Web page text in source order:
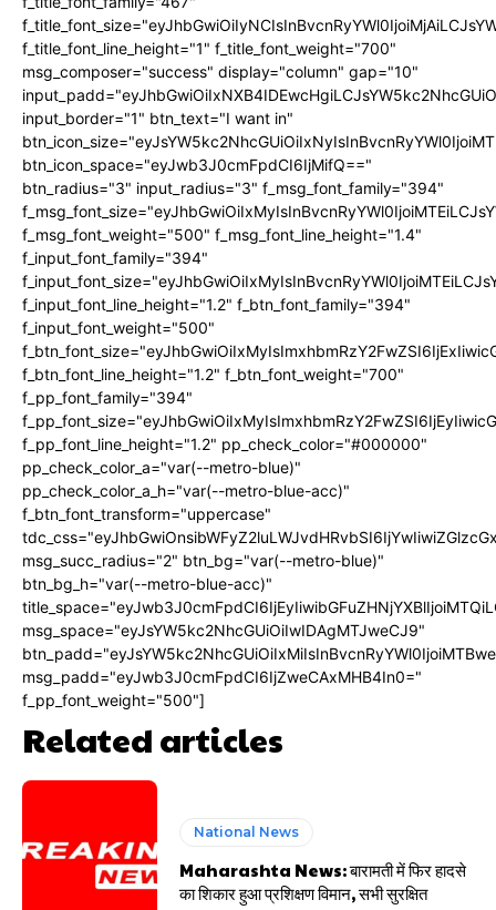
f_title_font_line_height="1" f_title_font_weight="700"
msg_composer="success" display="column" gap="10"
input_border="1" btn_text="I want in"
btn_icon_space="eyJwb3J0cmFpdCI6IjMifQ=="
btn_radius="3" input_radius="3" f_msg_font_family="394"
f_msg_font_weight="500" f_msg_font_line_height="1.4"
f_input_font_family="394"
f_input_font_line_height="1.2" f_btn_font_family="394"
f_input_font_weight="500"
f_btn_font_line_height="1.2" f_btn_font_weight="700"
f_pp_font_family="394"
f_pp_font_line_height="1.2" pp_check_color="#000000"
pp_check_color_a="var(--metro-blue)"
pp_check_color_a_h="var(--metro-blue-acc)"
f_btn_font_transform="uppercase"
msg_succ_radius="2" btn_bg="var(--metro-blue)"
btn_bg_h="var(--metro-blue-acc)"
msg_space="eyJsYW5kc2NhcGUiOiIwIDAgMTJweCJ9"
msg_padd="eyJwb3J0cmFpdCI6IjZweCAxMHB4In0="
f_pp_font_weight="500"]
Related articles
National News
Maharashta News: बारामती में फिर हादसे
का शिकार हुआ प्रशिक्षण विमान, सभी सुरक्षित